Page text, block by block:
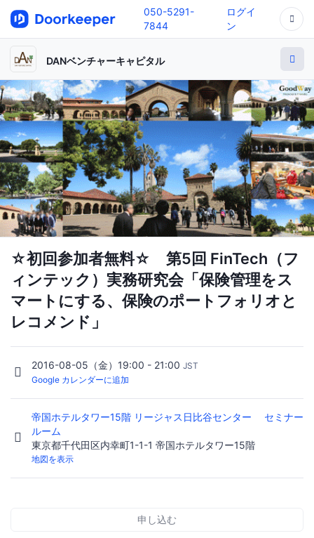
050-5291-
7844
ログイ
ン
DANベンチャーキャピタル
☆初回参加者無料☆ 第5回 FinTech（フ
ィンテック）実務研究会「保険管理をス
マートにする、保険のポートフォリオと
レコメンド」
2016-08-05（金）19:00 - 21:00 JST
Google カレンダーに追加
帝国ホテルタワー15階 リージャス日比谷センター セミナー
ルーム
東京都千代田区内幸町1-1-1 帝国ホテルタワー15階
地図を表示
申し込む